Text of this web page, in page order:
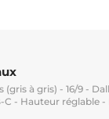
à gris) - 16/9 -
- Hauteur réglable -